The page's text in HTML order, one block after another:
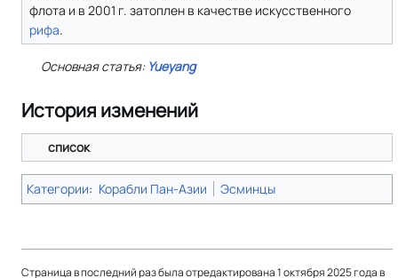
флота и в 2001 г. затоплен в качестве искусственного
рифа.
Основная статья: Yueyang
История изменений
список
Категории: Корабли Пан-Азии Эсминцы
Страница в последний раз была отредактирована 1 октября 2025 года в